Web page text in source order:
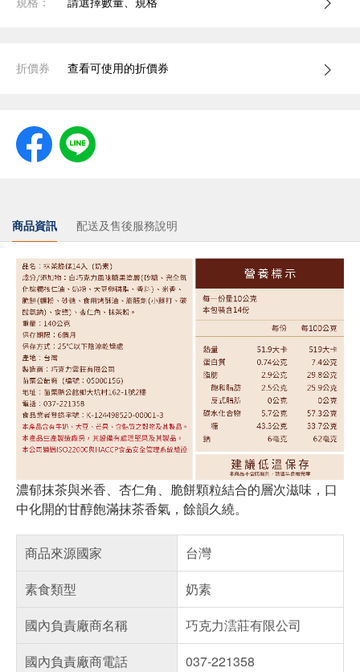
折價券 查看可使用的折價券
商品資訊 配送及售後服務說明
濃郁抹茶與米香、杏仁角、脆餅顆粒結合的層次滋味，口
中化開的甘醇飽滿抹茶香氣，餘韻久繞。
商品來源國家
台灣
素食類型
奶素
國內負責廠商名稱
巧克力澐莊有限公司
國內負責廠商電話
037-221358